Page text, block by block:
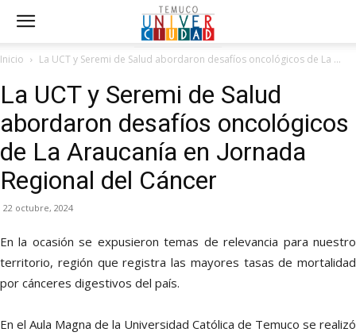
Inicio La UCT y Seremi de Salud abordaron desafíos oncológicos de La ...
La UCT y Seremi de Salud
abordaron desafíos oncológicos
de La Araucanía en Jornada
Regional del Cáncer
22 octubre, 2024
En la ocasión se expusieron temas de relevancia para nuestro
territorio, región que registra las mayores tasas de mortalidad
por cánceres digestivos del país.
En el Aula Magna de la Universidad Católica de Temuco se realizó